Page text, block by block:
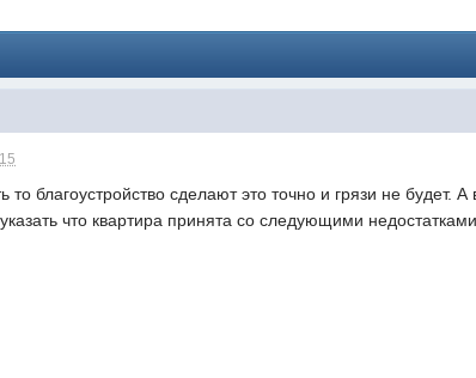
то благоустройство сделают это точно и грязи не
что квартира принята со следующими